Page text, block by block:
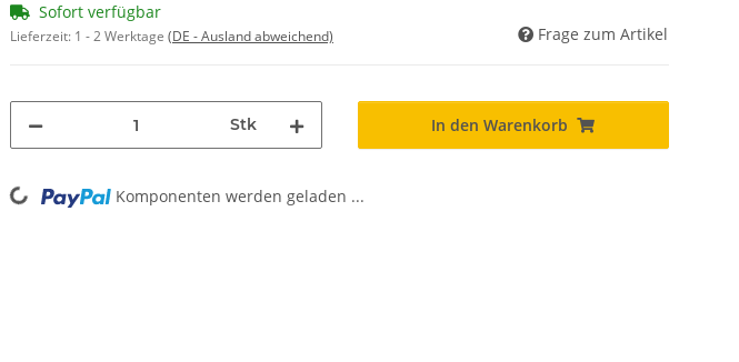
Sofort verfügbar
Lieferzeit: 1 - 2 Werktage (DE - Ausland abweichend) Frage zum Artikel
Stk In den Warenkorb
Komponenten werden geladen ...